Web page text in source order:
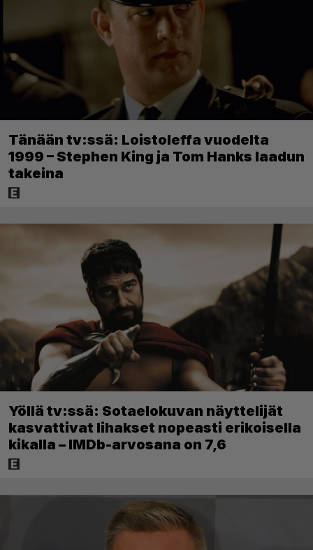
Tänään tv:ssä: Loistoleffa vuodelta
1999 – Stephen King ja Tom Hanks laadun
takeina
Yöllä tv:ssä: Sotaelokuvan näyttelijät
kasvattivat lihakset nopeasti erikoisella
kikalla – IMDb-arvosana on 7,6